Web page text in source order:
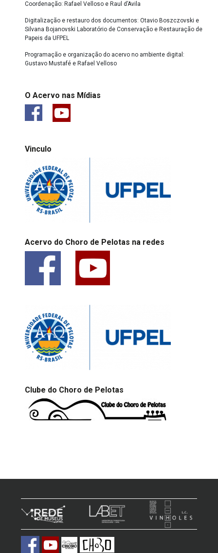
Coordenação: Rafael Velloso e Raul d’Avila
Digitalização e restauro dos documentos: Otavio Boszczovski e
Silvana Bojanovski Laboratório de Conservação e Restauração de
Papeis da UFPEL
Programação e organização do acervo no ambiente digital:
Gustavo Mustafé e Rafael Velloso
O Acervo nas Mídias
Vinculo
Acervo do Choro de Pelotas na redes
Clube do Choro de Pelotas